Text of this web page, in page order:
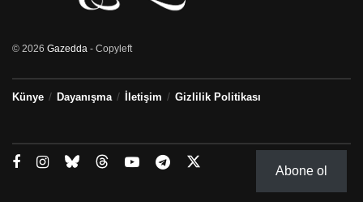
© 2026 Gazedda - Copyleft
Künye Dayanışma İletişim Gizlilik Politikası
Abone ol